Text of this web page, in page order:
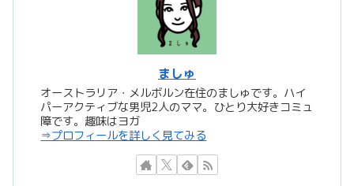
ましゅ
オーストラリア・メルボルン在住のましゅです。ハイ
パーアクティブな男児2人のママ。ひとり大好きコミュ
障です。趣味はヨガ
⇒プロフィールを詳しく見てみる